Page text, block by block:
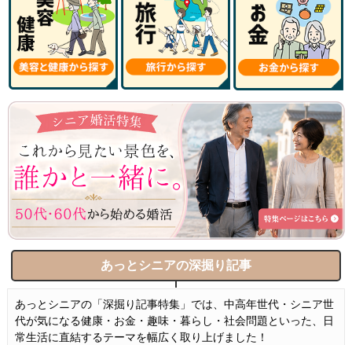
あっとシニアの深掘り記事
あっとシニアの「深掘り記事特集」では、中高年世代・シニア世
代が気になる健康・お金・趣味・暮らし・社会問題といった、日
常生活に直結するテーマを幅広く取り上げました！